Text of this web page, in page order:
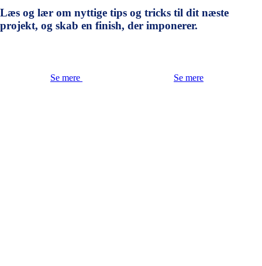
Læs og lær om nyttige tips og tricks til dit næste
projekt, og skab en finish, der imponerer.
Se mere Se mere